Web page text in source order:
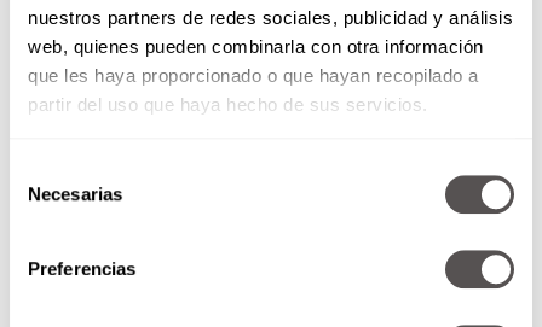
nuestros partners de redes sociales, publicidad y análisis
web, quienes pueden combinarla con otra información
que les haya proporcionado o que hayan recopilado a
partir del uso que haya hecho de sus servicios.
Necesarias
Preferencias
¿Les falla eso de la comunicación?
No pueden dejar de escuchar
esto para mejorar sus
habilidades.